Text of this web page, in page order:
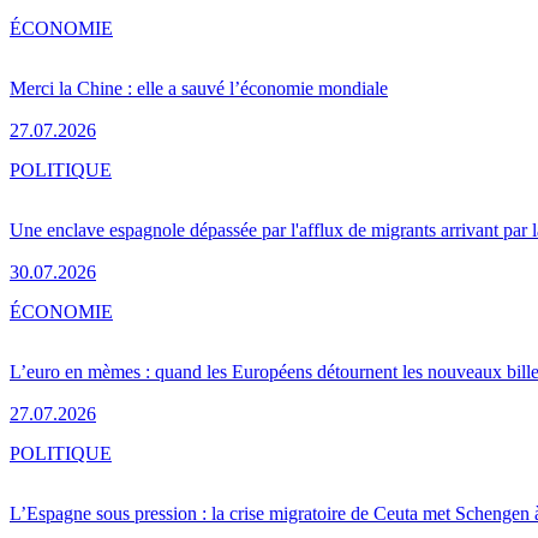
Merci la Chine : elle a sauvé l’économie mondiale
27.07.2026
ÉCONOMIE
Une enclave espagnole dépassée par l'afflux de migrants arrivant par
30.07.2026
POLITIQUE
L’euro en mèmes : quand les Européens détournent les nouveaux
27.07.2026
ÉCONOMIE
L’Espagne sous pression : la crise migratoire de Ceuta met Schengen
POLITIQUE